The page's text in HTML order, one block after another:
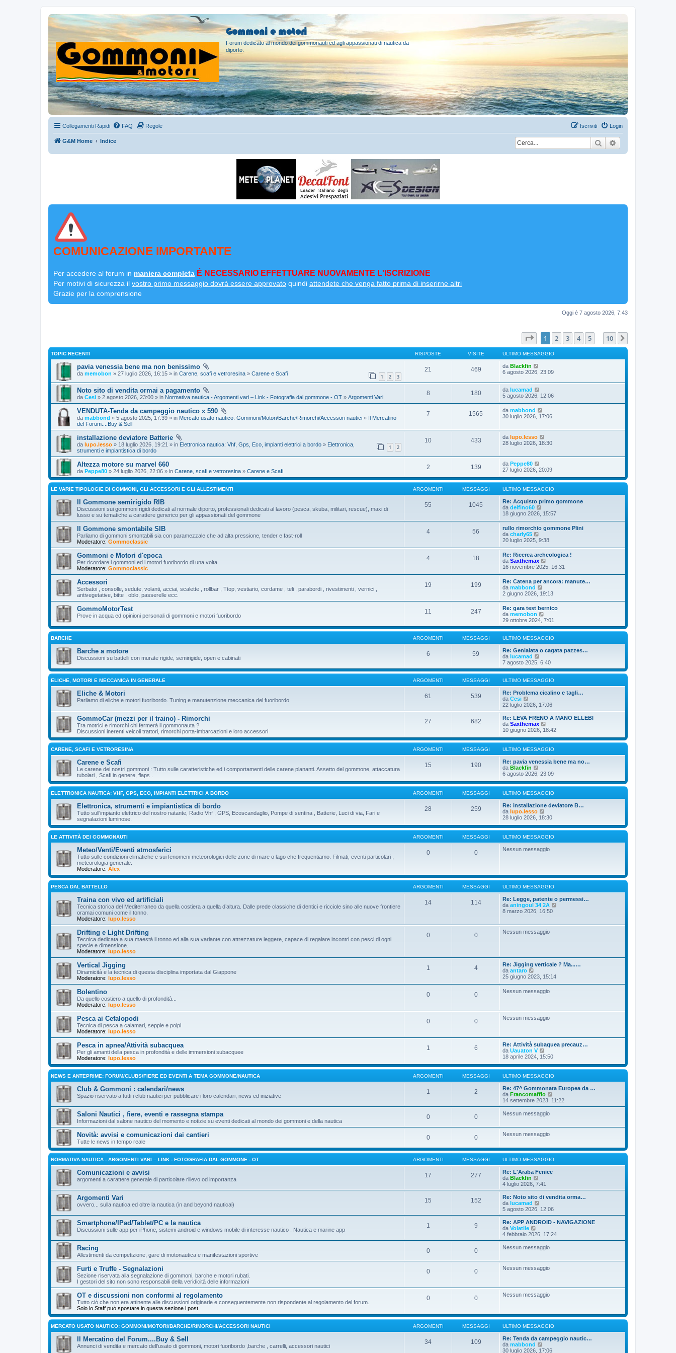
Gommoni e motori
Forum dedicato al mondo dei gommonauti ed agli appassionati di nautica da
diporto.
Collegamenti Rapidi FAQ Regole Login
Iscriviti
G&M Home Indice Cerca
COMUNICAZIONE IMPORTANTE
Per accedere al forum in maniera completa É NECESSARIO EFFETTUARE NUOVAMENTE L'ISCRIZIONE
Per motivi di sicurezza il vostro primo messaggio dovrà essere approvato quindi attendete che venga fatto prima di inserirne altri
Grazie per la comprensione
Oggi è 7 agosto 2026, 7:43
Pagina1 di
1 2 3 4 5 10
TOPIC RECENTI RISPOSTE VISITE ULTIMO MESSAGGIO
pavia venessia bene ma non benissimo
1 2 3
da memobon » 27 luglio 2026, 16:15 » in Carene, scafi e vetroresina » Carene e Scafi
21 469 da Blackfin
6 agosto 2026, 23:09
Noto sito di vendita ormai a pagamento
da Cesi » 2 agosto 2026, 23:00 » in Normativa nautica - Argomenti vari – Link - Fotografia dal gommone - OT » Argomenti Vari
8 180 da lucamad
5 agosto 2026, 12:06
VENDUTA-Tenda da campeggio nautico x 590
da mabbond » 5 agosto 2025, 17:39 » in Mercato usato nautico: Gommoni/Motori/Barche/Rimorchi/Accessori nautici » Il Mercatino
del Forum....Buy & Sell
7 1565 da mabbond
30 luglio 2026, 17:06
installazione deviatore Batterie
1 2
da lupo.lesso » 18 luglio 2026, 19:21 » in Elettronica nautica: Vhf, Gps, Eco, impianti elettrici a bordo » Elettronica,
strumenti e impiantistica di bordo
10 433 da lupo.lesso
28 luglio 2026, 18:30
Altezza motore su marvel 660
da Peppe80 » 24 luglio 2026, 22:06 » in Carene, scafi e vetroresina » Carene e Scafi
2 139 da Peppe80
27 luglio 2026, 20:09
LE VARIE TIPOLOGIE DI GOMMONI, GLI ACCESSORI E GLI ALLESTIMENTI ARGOMENTI MESSAGGI ULTIMO MESSAGGIO
Il Gommone semirigido RIB
Discussioni sui gommoni rigidi dedicati al normale diporto, professionali dedicati al lavoro (pesca, skuba, militari, rescue), maxi di
lusso e su tematiche a carattere generico per gli appassionati del gommone
55 1045
Re: Acquisto primo gommone
da delfino60
e
u
t
i
m
o
m
e
s
s
a
g
g
i
o
18 giugno 2026, 15:57
Il Gommone smontabile SIB
Parliamo di gommoni smontabili sia con paramezzale che ad alta pressione, tender e fast-roll
Moderatore: Gommoclassic
4 56
rullo rimorchio gommone Plini
da charly65
e
u
l
t
i
m
o
m
e
s
s
a
g
g
i
20 luglio 2025, 9:38
Gommoni e Motori d'epoca
Per ricordare i gommoni ed i motori fuoribordo di una volta...
Moderatore: Gommoclassic
4 18
Re: Ricerca archeologica !
da Saxthemax
e
u
t
i
m
m
e
s
s
a
g
i
o
16 novembre 2025, 16:31
Accessori
Serbatoi , consolle, sedute, volanti, acciai, scalette , rollbar , Ttop, vestiario, cordame , teli , parabordi , rivestimenti , vernici ,
antivegetative, bitte , oblo, passerelle ecc.
19 199
Re: Catena per ancora: manute…
da mabbond
e
u
l
i
m
o
e
s
a
g
g
i
o
2 giugno 2026, 19:13
GommoMotorTest
Prove in acqua ed opinioni personali di gommoni e motori fuoribordo
11 247
Re: gara test bernico
da memobon
e
d
i
u
l
t
m
o
m
e
s
s
g
g
i
o
29 ottobre 2024, 7:01
BARCHE ARGOMENTI MESSAGGI ULTIMO MESSAGGIO
Barche a motore
Discussioni su battelli con murate rigide, semirigide, open e cabinati
6 59
Re: Genialata o cagata pazzes…
da lucamad
e
d
i
u
l
t
m
o
m
e
s
s
a
g
g
o
7 agosto 2025, 6:40
ELICHE, MOTORI E MECCANICA IN GENERALE ARGOMENTI MESSAGGI ULTIMO MESSAGGIO
Eliche & Motori
Parliamo di eliche e motori fuoribordo. Tuning e manutenzione meccanica del fuoribordo
61 539
Re: Problema cicalino e tagli…
da Cesi
e
d
i
u
l
i
m
o
e
s
s
a
g
g
i
o
22 luglio 2026, 17:06
GommoCar (mezzi per il traino) - Rimorchi
Tra motrici e rimorchi chi fermerà il gommonauta ?
Discussioni inerenti veicoli trattori, rimorchi porta-imbarcazioni e loro accessori
27 682
Re: LEVA FRENO A MANO ELLEBI
da Saxthemax
e
i
u
t
i
m
o
m
s
a
g
i
o
10 giugno 2026, 18:42
CARENE, SCAFI E VETRORESINA ARGOMENTI MESSAGGI ULTIMO MESSAGGIO
Carene e Scafi
Le carene dei nostri gommoni : Tutto sulle caratteristiche ed i comportamenti delle carene plananti. Assetto del gommone, attaccatura
tubolari , Scafi in genere, flaps .
15 190
Re: pavia venessia bene ma no…
da Blackfin
e
i
u
t
i
m
o
m
s
a
o
6 agosto 2026, 23:09
ELETTRONICA NAUTICA: VHF, GPS, ECO, IMPIANTI ELETTRICI A BORDO ARGOMENTI MESSAGGI ULTIMO MESSAGGIO
Elettronica, strumenti e impiantistica di bordo
Tutto sull'impianto elettrico del nostro natante, Radio Vhf , GPS, Ecoscandaglio, Pompe di sentina , Batterie, Luci di via, Fari e
segnalazioni luminose.
28 259
Re: installazione deviatore B…
da lupo.lesso
e
i
u
t
i
e
s
g
g
i
28 luglio 2026, 18:30
LE ATTIVITÀ DEI GOMMONAUTI ARGOMENTI MESSAGGI ULTIMO MESSAGGIO
Meteo/Venti/Eventi atmosferici
Tutto sulle condizioni climatiche e sui fenomeni meteorologici delle zone di mare o lago che frequentiamo. Filmati, eventi particolari ,
meteorologia generale.
Moderatore: Alex
0 0 Nessun messaggio
PESCA DAL BATTELLO ARGOMENTI MESSAGGI ULTIMO MESSAGGIO
Traina con vivo ed artificiali
Tecnica storica del Mediterraneo da quella costiera a quella d’altura. Dalle prede classiche di dentici e ricciole sino alle nuove frontiere
oramai comuni come il tonno.
Moderatore: lupo.lesso
14 114
Re: Legge, patente o permessi…
da aningoul 34 2A
o
m
s
o
8 marzo 2026, 16:50
Drifting e Light Drifting
Tecnica dedicata a sua maestà il tonno ed alla sua variante con attrezzature leggere, capace di regalare incontri con pesci di ogni
specie e dimensione.
Moderatore: lupo.lesso
0 0 Nessun messaggio
Vertical Jigging
Dinamicità e la tecnica di questa disciplina importata dal Giappone
Moderatore: lupo.lesso
1 4
Re: Jigging verticale ? Ma...…
da antaro
e
u
i
m
e
s
s
a
g
g
o
25 giugno 2023, 15:14
Bolentino
Da quello costiero a quello di profondità...
Moderatore: lupo.lesso
0 0 Nessun messaggio
Pesca ai Cefalopodi
Tecnica di pesca a calamari, seppie e polpi
Moderatore: lupo.lesso
0 0 Nessun messaggio
Pesca in apnea/Attività subacquea
Per gli amanti della pesca in profondità e delle immersioni subacquee
Moderatore: lupo.lesso
1 6
Re: Attività subaquea precauz…
da Uauaton V
e
i
u
t
i
m
o
m
e
s
a
g
i
o
18 aprile 2024, 15:50
NEWS E ANTEPRIME: FORUM/CLUBS/FIERE ED EVENTI A TEMA GOMMONE/NAUTICA ARGOMENTI MESSAGGI ULTIMO MESSAGGIO
Club & Gommoni : calendari/news
Spazio riservato a tutti i club nautici per pubblicare i loro calendari, news ed iniziative
1 2
Re: 47^ Gommonata Europea da …
da Francomaffio
e
d
t
o
m
e
s
g
i
14 settembre 2023, 11:22
Saloni Nautici , fiere, eventi e rassegna stampa
Informazioni dal salone nautico del momento e notizie su eventi dedicati al mondo dei gommoni e della nautica
0 0 Nessun messaggio
Novità: avvisi e comunicazioni dai cantieri
Tutte le news in tempo reale
0 0 Nessun messaggio
NORMATIVA NAUTICA - ARGOMENTI VARI – LINK - FOTOGRAFIA DAL GOMMONE - OT ARGOMENTI MESSAGGI ULTIMO MESSAGGIO
Comunicazioni e avvisi
argomenti a carattere generale di particolare rilievo od importanza
17 277
Re: L'Araba Fenice
da Blackfin
e
d
i
u
i
m
o
m
s
a
g
4 luglio 2026, 7:41
Argomenti Vari
ovvero... sulla nautica ed oltre la nautica (in and beyond nautical)
15 152
Re: Noto sito di vendita orma…
da lucamad
e
d
i
l
t
m
m
e
a
g
g
5 agosto 2026, 12:06
Smartphone/IPad/Tablet/PC e la nautica
Discussioni sulle app per iPhone, sistemi android e windows mobile di interesse nautico . Nautica e marine app
1 9
Re: APP ANDROID - NAVIGAZIONE
da Volatile
e
d
i
t
i
m
e
g
g
o
4 febbraio 2026, 17:24
Racing
Allestimenti da competizione, gare di motonautica e manifestazioni sportive
0 0 Nessun messaggio
Furti e Truffe - Segnalazioni
Sezione riservata alla segnalazione di gommoni, barche e motori rubati.
I gestori del sito non sono responsabili della veridicità delle informazioni
0 0 Nessun messaggio
OT e discussioni non conformi al regolamento
Tutto ciò che non era attinente alle discussioni originarie e conseguentemente non rispondente al regolamento del forum.
Solo lo Staff può spostare in questa sezione i post
0 0 Nessun messaggio
MERCATO USATO NAUTICO: GOMMONI/MOTORI/BARCHE/RIMORCHI/ACCESSORI NAUTICI ARGOMENTI MESSAGGI ULTIMO MESSAGGIO
Il Mercatino del Forum....Buy & Sell
Annunci di vendita e mercato dell'usato di gommoni, motori fuoribordo ,barche , carrelli, accessori nautici
34 109
Re: Tenda da campeggio nautic…
da mabbond
e
30 luglio 2026, 17:06